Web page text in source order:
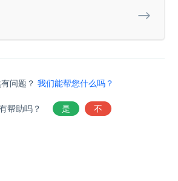
问题？我们能帮您什么吗？
帮助吗？ 是 不